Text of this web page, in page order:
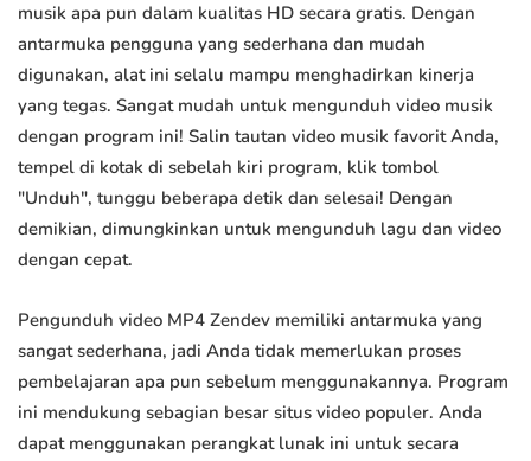
musik apa pun dalam kualitas HD secara gratis. Dengan
antarmuka pengguna yang sederhana dan mudah
digunakan, alat ini selalu mampu menghadirkan kinerja
yang tegas. Sangat mudah untuk mengunduh video musik
dengan program ini! Salin tautan video musik favorit Anda,
tempel di kotak di sebelah kiri program, klik tombol
"Unduh", tunggu beberapa detik dan selesai! Dengan
demikian, dimungkinkan untuk mengunduh lagu dan video
dengan cepat.
Pengunduh video MP4 Zendev memiliki antarmuka yang
sangat sederhana, jadi Anda tidak memerlukan proses
pembelajaran apa pun sebelum menggunakannya. Program
ini mendukung sebagian besar situs video populer. Anda
dapat menggunakan perangkat lunak ini untuk secara